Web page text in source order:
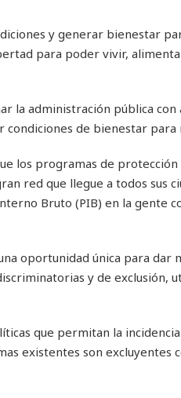
y generar bienestar
para poder vivir,
la administración pública
de bienestar para
los programas de
red que llegue a todos sus
Bruto (PIB) en la gente
oportunidad única para dar
y de exclusión,
que permitan la
existentes son excluyentes